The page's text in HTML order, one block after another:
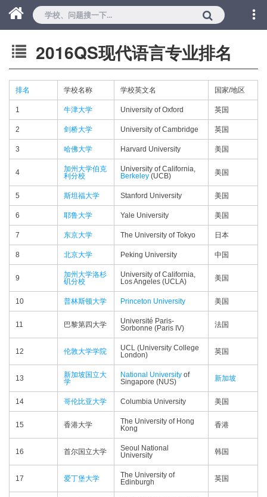
2016QS现代语言专业排名
排名 学校名称 学校英文名 国家/地区
1 牛津大学 University of Oxford 英国
2 剑桥大学 University of Cambridge 英国
3 哈佛大学 Harvard University 美国
4
加州大学伯克
利分校
University of California,
Berkeley (UCB) 美国
5 斯坦福大学 Stanford University 美国
6 耶鲁大学 Yale University 美国
7 东京大学 The University of Tokyo 日本
8 北京大学 Peking University 中国
9
加州大学洛杉
矶分校
University of California,
Los Angeles (UCLA)
美国
10 普林斯顿大学 Princeton University 美国
11 巴黎第四大学
Université Paris-
Sorbonne (Paris IV)
法国
12 伦敦大学学院
UCL (University College
London)
英国
13
新加坡国立大
学
National University of
Singapore (NUS)
新加坡
14 哥伦比亚大学 Columbia University 美国
15 香港大学
The University of Hong
Kong
香港
16 首尔国立大学
Seoul National
University
韩国
17 爱丁堡大学
The University of
Edinburgh
英国